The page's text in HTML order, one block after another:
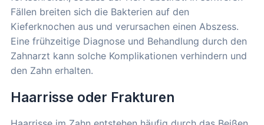
Fällen breiten sich die Bakterien auf den
Kieferknochen aus und verursachen einen Abszess.
Eine frühzeitige Diagnose und Behandlung durch den
Zahnarzt kann solche Komplikationen verhindern und
den Zahn erhalten.
Haarrisse oder Frakturen